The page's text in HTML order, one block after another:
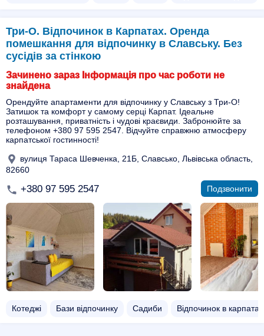
Три-О. Відпочинок в Карпатах. Оренда
помешкання для відпочинку в Славську. Без
сусідів за стінкою
Зачинено зараз Інформація про час роботи не
знайдена
Орендуйте апартаменти для відпочинку у Славську з Три-О!
Затишок та комфорт у самому серці Карпат. Ідеальне
розташування, приватність і чудові краєвиди. Забронюйте за
телефоном +380 97 595 2547. Відчуйте справжню атмосферу
карпатської гостинності!
вулиця Тараса Шевченка, 21Б, Славсько, Львівська область,
82660
+380 97 595 2547 Подзвонити
Котеджі Бази відпочинку Садиби Відпочинок в карпатах